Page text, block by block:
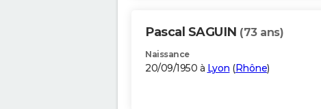
Pascal SAGUIN (73 ans)
Naissance
20/09/1950 à Lyon (Rhône)